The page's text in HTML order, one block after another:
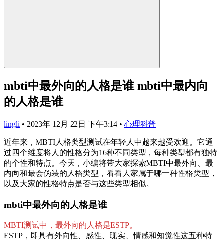
mbti中最外向的人格是谁 mbti中最内向
的人格是谁
lingli • 2023年 12月 22日 下午3:14 • 心理科普
近年来，MBTI人格类型测试在年轻人中越来越受欢迎。它通
过四个维度将人的性格分为16种不同类型，每种类型都有独特
的个性和特点。今天，小编将带大家探索MBTI中最外向、最
内向和最会伪装的人格类型，看看大家属于哪一种性格类型，
以及大家的性格特点是否与这些类型相似。
mbti中最外向的人格是谁
MBTI测试中，最外向的人格是ESTP。
ESTP，即具有外向性、感性、现实、情感和知觉性这五种特